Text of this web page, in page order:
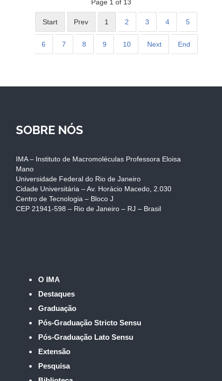
Page 1 of 13
Start Prev 1 2 3 4 5
6 7 8 9 10 Next End
SOBRE NÓS
IMA – Instituto de Macromoléculas Professora Eloisa
Mano
Universidade Federal do Rio de Janeiro
Cidade Universitária – Av. Horácio Macedo, 2.030
Centro de Tecnologia – Bloco J
CEP 21941-598 – Rio de Janeiro – RJ – Brasil
O IMA
Destaques
Graduação
Pós-Graduação Stricto Sensu
Pós-Graduação Lato Sensu
Extensão
Pesquisa